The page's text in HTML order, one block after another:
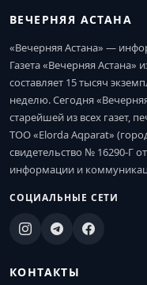
ВЕЧЕРНЯЯ АСТАНА
«Вечерняя Астана» —
Газета «Вечерняя Астана»
составляет 15 тысяч
неделю. Сегодня
старейшей из всех газет,
ТОО «Elorda Aqparat»
свидетельство № 16290-Г
информации и
СОЦИАЛЬНЫЕ СЕТИ
КОНТАКТЫ